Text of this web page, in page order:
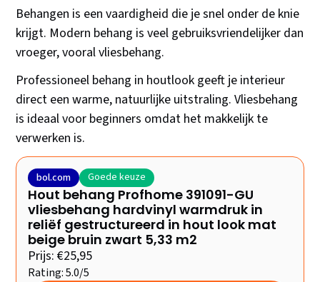
Behangen is een vaardigheid die je snel onder de knie
krijgt. Modern behang is veel gebruiksvriendelijker dan
vroeger, vooral vliesbehang.
Professioneel behang in houtlook geeft je interieur
direct een warme, natuurlijke uitstraling. Vliesbehang
is ideaal voor beginners omdat het makkelijk te
verwerken is.
bol.com Goede keuze
Hout behang Profhome 391091-GU
vliesbehang hardvinyl warmdruk in
reliëf gestructureerd in hout look mat
beige bruin zwart 5,33 m2
Prijs: €25,95
Rating: 5.0/5